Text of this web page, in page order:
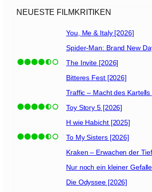
1
NEUESTE FILMKRITIKEN
You, Me & Italy [2026]
Spider-Man: Brand New
The Invite [2026]
Bitteres Fest [2026]
Traffic – Macht des Kartells
Toy Story 5 [2026]
H wie Habicht [2025]
To My Sisters [2026]
Kraken – Erwachen der
Nur noch ein kleiner
Die Odyssee [2026]